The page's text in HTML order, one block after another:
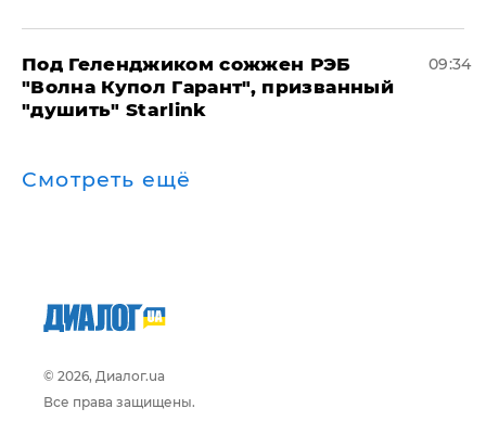
Под Геленджиком сожжен РЭБ
"Волна Купол Гарант", призванный
"душить" Starlink
09:34
Смотреть ещё
© 2026, Диалог.ua
Все права защищены.